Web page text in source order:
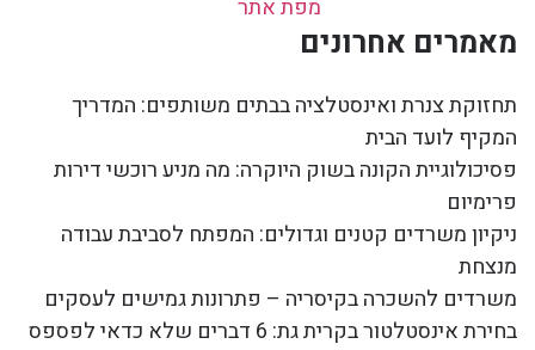
מפת אתר
מאמרים אחרונים
תחזוקת צנרת ואינסטלציה בבתים משותפים: המדריך
המקיף לועד הבית
פסיכולוגיית הקונה בשוק היוקרה: מה מניע רוכשי דירות
פרימיום
ניקיון משרדים קטנים וגדולים: המפתח לסביבת עבודה
מנצחת
משרדים להשכרה בקיסריה – פתרונות גמישים לעסקים
בחירת אינסטלטור בקרית גת: 6 דברים שלא כדאי לפספס